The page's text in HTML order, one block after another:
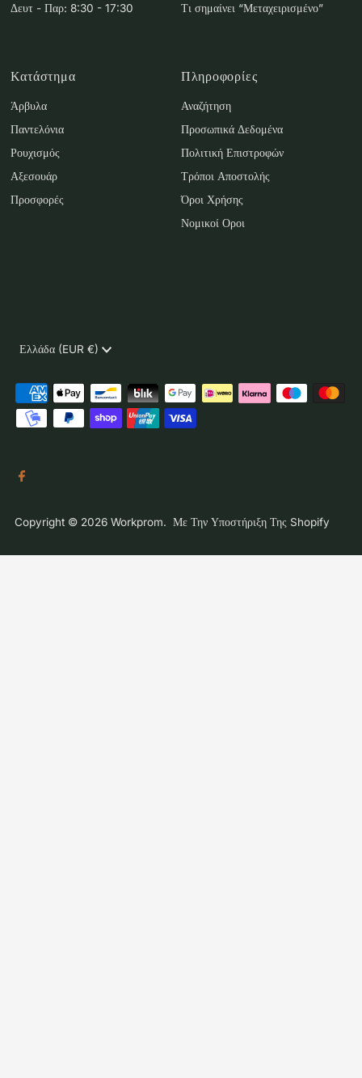
Δευτ - Παρ: 8:30 - 17:30
Τι σημαίνει “Μεταχειρισμένο”
Κατάστημα
Άρβυλα
Παντελόνια
Ρουχισμός
Αξεσουάρ
Προσφορές
Πληροφορίες
Αναζήτηση
Προσωπικά Δεδομένα
Πολιτική Επιστροφών
Τρόποι Αποστολής
Όροι Χρήσης
Νομικοί Οροι
Copyright © 2026 Workprom. Με Την Υποστήριξη Της Shopify
Νόμισμα
Ελλάδα (EUR €)